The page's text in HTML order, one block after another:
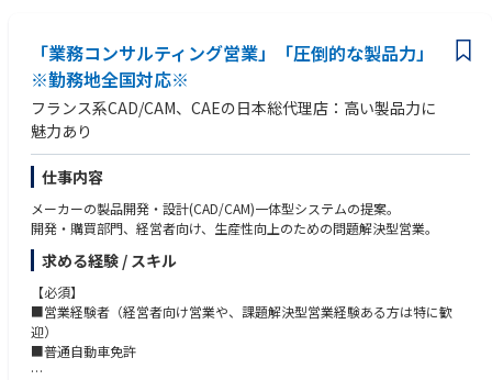
「業務コンサルティング営業」「圧倒的な製品力」
※勤務地全国対応※
フランス系CAD/CAM、CAEの日本総代理店：高い製品力に
魅力あり
仕事内容
メーカーの製品開発・設計(CAD/CAM)一体型システムの提案。
開発・購買部門、経営者向け、生産性向上のための問題解決型営業。
求める経験 / スキル
【必須】
■営業経験者（経営者向け営業や、課題解決型営業経験ある方は特に歓
迎）
■普通自動車免許